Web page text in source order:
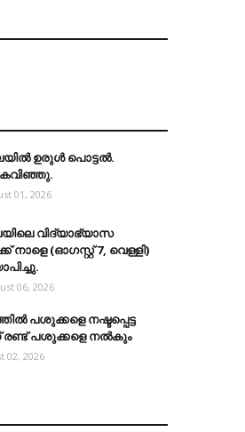
ഉരുള്‍ പൊട്ടല്‍.
01, 2026
വിദ്യാഭ്യാസ
നാളെ (ഓഗസ്റ്റ് 7, വെള്ളി)
06, 2026
പശുക്കളെ നഷ്ടപ്പെട്ട
രണ്ട് പശുക്കളെ നല്‍കും
02, 2026